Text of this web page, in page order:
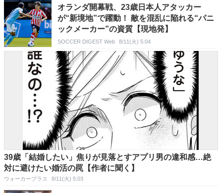
オランダ開幕戦、23歳日本人アタッカー
が“新境地”で躍動！ 敵を混乱に陥れる“パニ
ックメーカー”の資質【現地発】
SOCCER DIGEST Web 8/11(火) 5:04
39歳「結婚したい」焦りが見落とすアプリ男の違和感…絶
対に避けたい婚活の罠【作者に聞く】
ウォーカープラス 8/11(火) 5:03